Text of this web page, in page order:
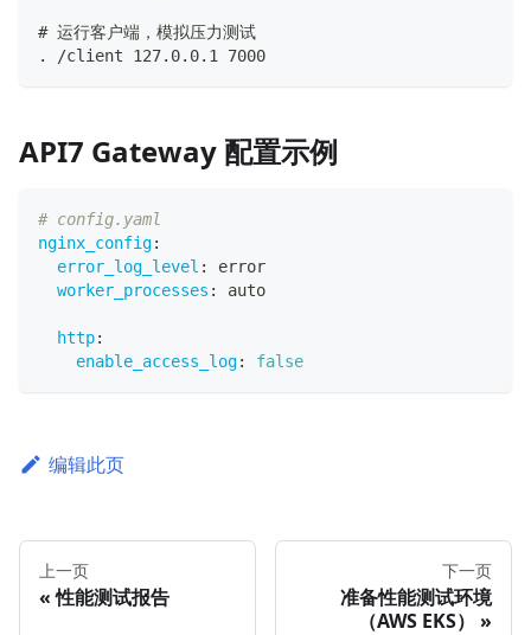
# 运行客户端，模拟压力测试
. /client 127.0.0.1 7000
API7 Gateway 配置示例
# config.yaml
nginx_config:
error_log_level :
error
worker_processes : auto
http:
enable_access_log: false
编辑此页
上一页
性能测试报告
下一页
准备性能测试环境
（AWS EKS）